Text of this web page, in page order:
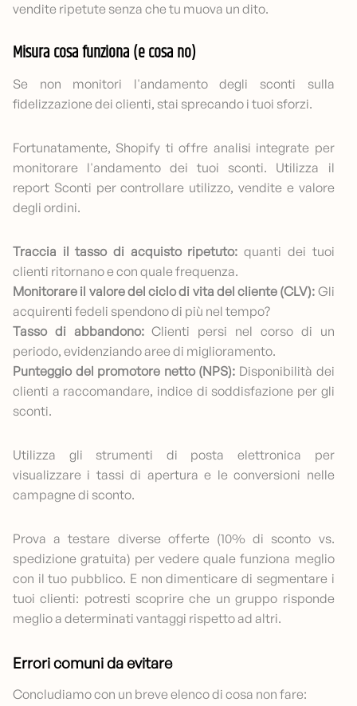
vendite ripetute senza che tu muova un dito.
Misura cosa funziona (e cosa no)
Se non monitori l'andamento degli sconti sulla
fidelizzazione dei clienti, stai sprecando i tuoi sforzi.
Fortunatamente, Shopify ti offre analisi integrate per
monitorare l'andamento dei tuoi sconti. Utilizza il
report Sconti per controllare utilizzo, vendite e valore
degli ordini.
Traccia il tasso di acquisto ripetuto:quanti dei tuoi
clienti ritornano e con quale frequenza.
Monitorare il valore del ciclo di vita del cliente (CLV): Gli
acquirenti fedeli spendono di più nel tempo?
Tasso di abbandono:Clienti persi nel corso di un
periodo, evidenziando aree di miglioramento.
Punteggio del promotore netto (NPS): Disponibilità dei
clienti a raccomandare, indice di soddisfazione per gli
sconti.
Utilizza gli strumenti di posta elettronica per
visualizzare i tassi di apertura e le conversioni nelle
campagne di sconto.
Prova a testare diverse offerte (10% di sconto vs.
spedizione gratuita) per vedere quale funziona meglio
con il tuo pubblico. E non dimenticare di segmentare i
tuoi clienti: potresti scoprire che un gruppo risponde
meglio a determinati vantaggi rispetto ad altri.
Errori comuni da evitare
Concludiamo con un breve elenco di cosa non fare: